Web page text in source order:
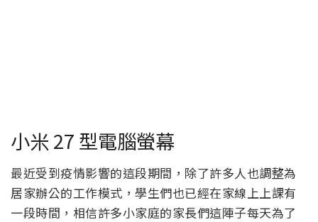
小米 27 型電腦螢幕
最近受到疫情影響的這段期間，除了許多人也調整為
居家辦公的工作模式，學生們也已經在家線上上課有
一段時間，相信許多小家庭的家長們這陣子每天為了